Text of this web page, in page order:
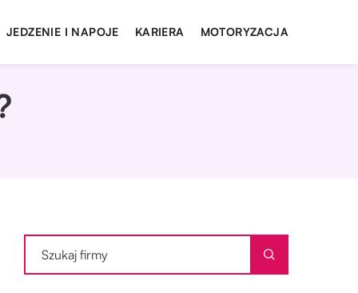
JEDZENIE I NAPOJE KARIERA MOTORYZACJA